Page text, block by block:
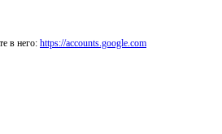
в него: https://accounts.google.com